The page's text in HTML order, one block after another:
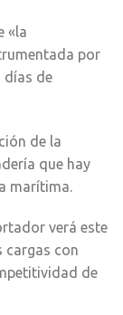
«la
por
días de
de la
que hay
marítima.
verá este
cargas con
de